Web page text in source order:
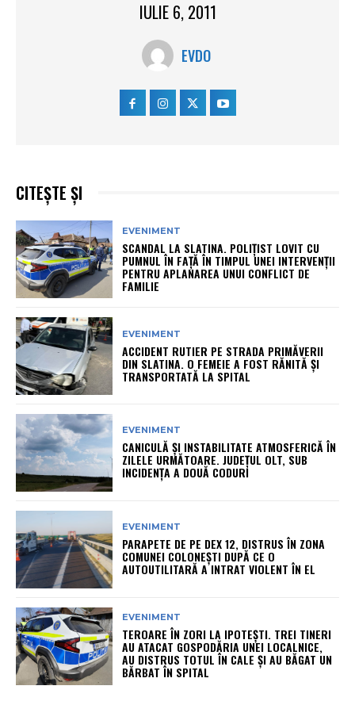
IULIE 6, 2011
EVDO
CITEȘTE ȘI
EVENIMENT
SCANDAL LA SLATINA. POLIȚIST LOVIT CU
PUMNUL ÎN FAȚĂ ÎN TIMPUL UNEI INTERVENȚII
PENTRU APLANAREA UNUI CONFLICT DE
FAMILIE
EVENIMENT
ACCIDENT RUTIER PE STRADA PRIMĂVERII
DIN SLATINA. O FEMEIE A FOST RĂNITĂ ȘI
TRANSPORTATĂ LA SPITAL
EVENIMENT
CANICULĂ ȘI INSTABILITATE ATMOSFERICĂ ÎN
ZILELE URMĂTOARE. JUDEȚUL OLT, SUB
INCIDENȚA A DOUĂ CODURI
EVENIMENT
PARAPETE DE PE DEX 12, DISTRUS ÎN ZONA
COMUNEI COLONEȘTI DUPĂ CE O
AUTOUTILITARĂ A INTRAT VIOLENT ÎN EL
EVENIMENT
TEROARE ÎN ZORI LA IPOTEȘTI. TREI TINERI
AU ATACAT GOSPODĂRIA UNEI LOCALNICE,
AU DISTRUS TOTUL ÎN CALE ȘI AU BĂGAT UN
BĂRBAT ÎN SPITAL